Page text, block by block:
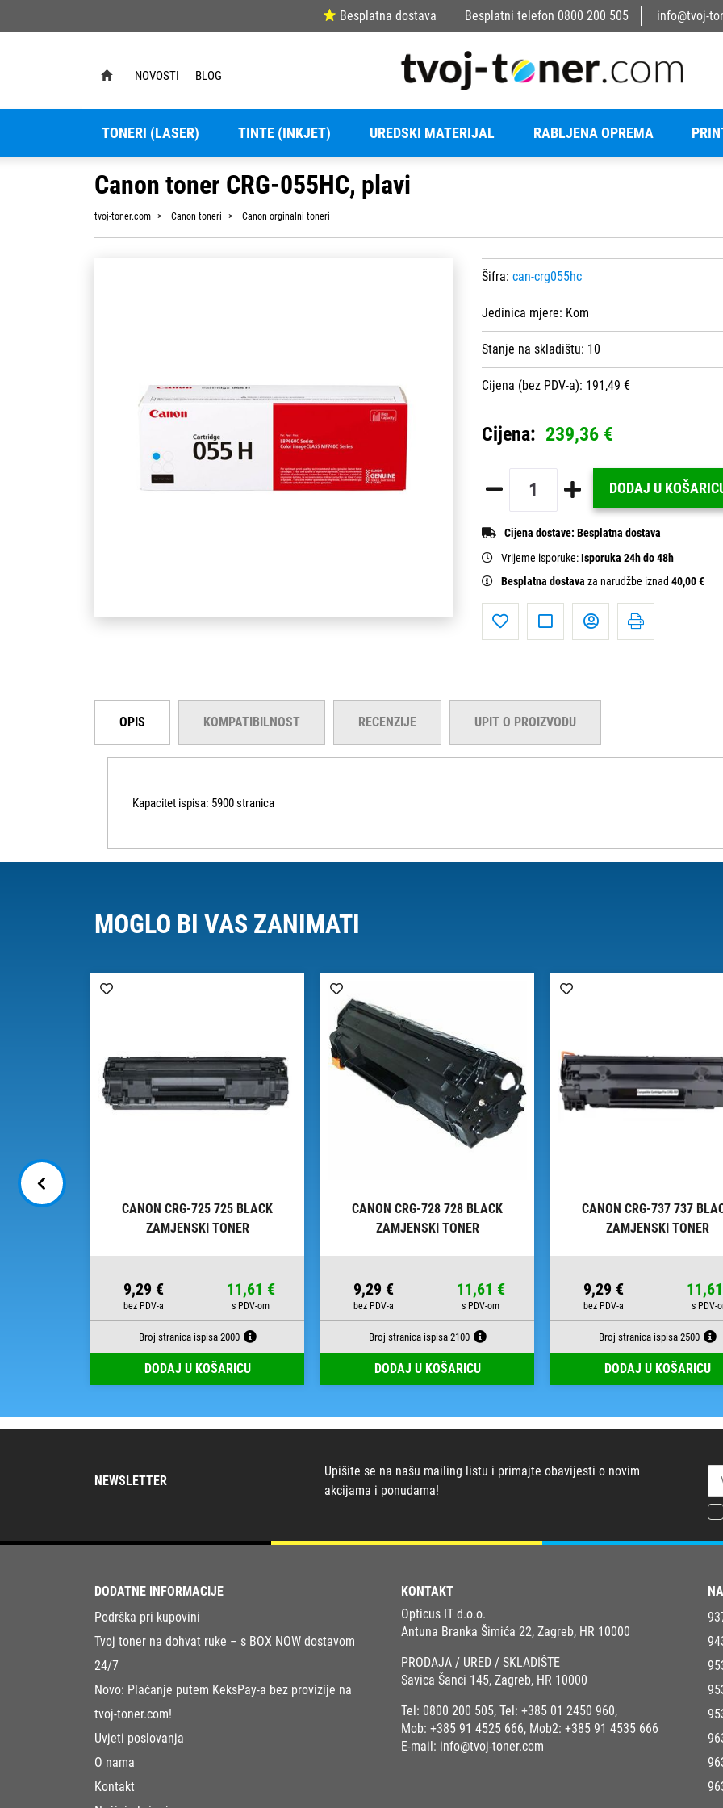
Besplatna dostava Besplatni telefon 0800 200 505 info@tvoj-
NOVOSTI BLOG
TONERI (LASER) TINTE (INKJET) UREDSKI MATERIJAL RABLJENA OPREMA
Canon toner CRG-055HC, plavi
tvoj-toner.com Canon toneri Canon orginalni toneri
Šifra: can-crg055hc
Jedinica mjere: Kom
Stanje na skladištu: 10
Cijena (bez PDV-a): 191,49 €
Cijena: 239,36 €
DODAJ U
Cijena dostave: Besplatna dostava
Vrijeme isporuke:Isporuka 24h do 48h
Besplatna dostava za narudžbe iznad 40,00 €
OPIS KOMPATIBILNOST RECENZIJE UPIT O PROIZVODU
Kapacitet ispisa: 5900 stranica
MOGLO BI VAS ZANIMATI
CANON CRG-725 725 BLACK
ZAMJENSKI TONER
9,29 € 11,61 €
Broj stranica ispisa 2000
DODAJ U KOŠARICU
CANON CRG-728 728 BLACK
ZAMJENSKI TONER
9,29 € 11,61 €
Broj stranica ispisa 2100
DODAJ U KOŠARICU
CANON CRG-737 737
ZAMJENSKI TONER
9,29 €
Broj stranica ispisa 2500
DODAJ U KOŠARICU
NEWSLETTER
Upišite se na našu mailing listu i primajte obavijesti o novim
akcijama i ponudama!
DODATNE INFORMACIJE
Podrška pri kupovini
Tvoj toner na dohvat ruke – s BOX NOW dostavom
24/7
Novo: Plaćanje putem KeksPay-a bez provizije na
tvoj-toner.com!
Uvjeti poslovanja
O nama
Kontakt
KONTAKT
Opticus IT d.o.o.
Antuna Branka Šimića 22, Zagreb, HR 10000
PRODAJA / URED / SKLADIŠTE
Savica Šanci 145, Zagreb, HR 10000
Tel: 0800 200 505, Tel: +385 01 2450 960,
Mob: +385 91 4525 666, Mob2: +385 91 4535 666
E-mail: info@tvoj-toner.com